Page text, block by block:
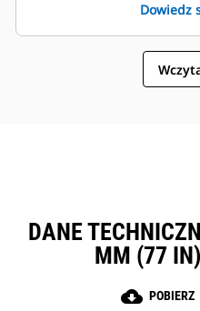
czas
zwiększa
Dowiedz
DANE
MM (77
cloud_download POBIERZ